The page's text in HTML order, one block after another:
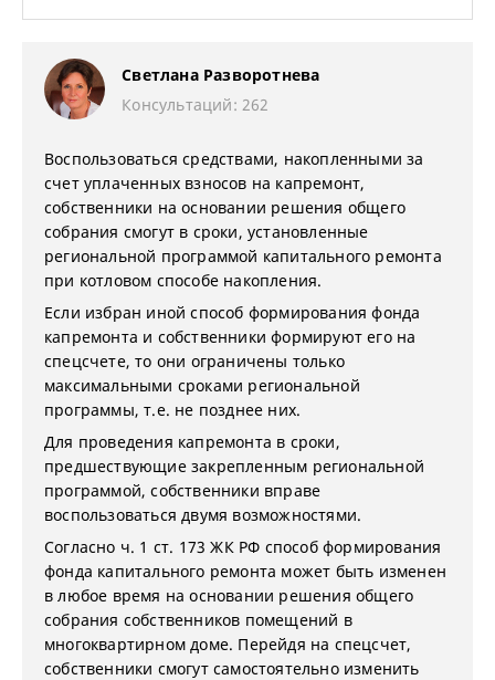
Светлана Разворотнева
Консультаций: 262
Воспользоваться средствами, накопленными за
счет уплаченных взносов на капремонт,
собственники на основании решения общего
собрания смогут в сроки, установленные
региональной программой капитального ремонта
при котловом способе накопления.
Если избран иной способ формирования фонда
капремонта и собственники формируют его на
спецсчете, то они ограничены только
максимальными сроками региональной
программы, т.е. не позднее них.
Для проведения капремонта в сроки,
предшествующие закрепленным региональной
программой, собственники вправе
воспользоваться двумя возможностями.
Согласно ч. 1 ст. 173 ЖК РФ способ формирования
фонда капитального ремонта может быть изменен
в любое время на основании решения общего
собрания собственников помещений в
многоквартирном доме. Перейдя на спецсчет,
собственники смогут самостоятельно изменить